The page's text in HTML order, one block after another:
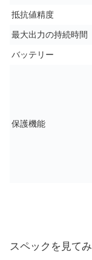
抵抗値精度
最大出力の持続時間
バッテリー
保護機能
スペックを見て